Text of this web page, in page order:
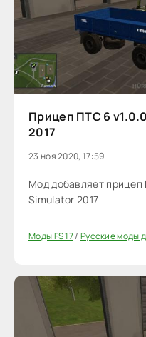
Прицеп ПТС 6
2017
23 ноя 2020, 17:59
Мод добавляет прицеп
Simulator 2017
Моды FS 17/ Русские моды